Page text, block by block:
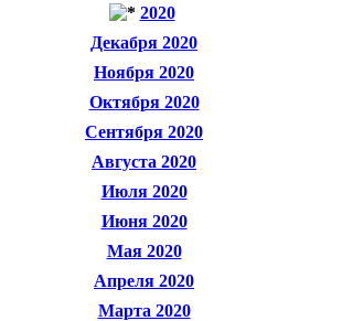
2020
Декабря 2020
Ноября 2020
Октября 2020
Сентября 2020
Августа 2020
Июля 2020
Июня 2020
Мая 2020
Апреля 2020
Марта 2020